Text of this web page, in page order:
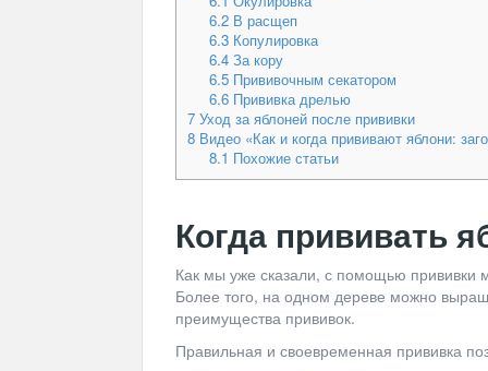
6.2В расщеп
6.3Копулировка
6.4За кору
6.5Прививочным секатором
6.6Прививка дрелью
7 Уход за яблоней после прививки
8 Видео «Как и когда прививают яблони:
8.1 Похожие статьи
Когда прививать
Как мы уже сказали, с помощью прививки
Более того, на одном дереве можно
преимущества прививок.
Правильная и своевременная прививка